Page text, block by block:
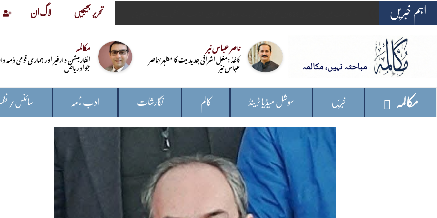
تحریر بھیجیں لاگ ان اہم خبریں
ناصر عباس نیر
کاغذ :مغل اشرافی جدیدیت کا مظہر/ناصر
عباس نیّر
مکالمہ
انفارمیشن وارفیر اور ہماری قومی ذمہ
جواد ریاض
مکالمہ خبریں سوشل میڈیا ٹرینڈ کالم نگارشات ادب نامہ سائنس/